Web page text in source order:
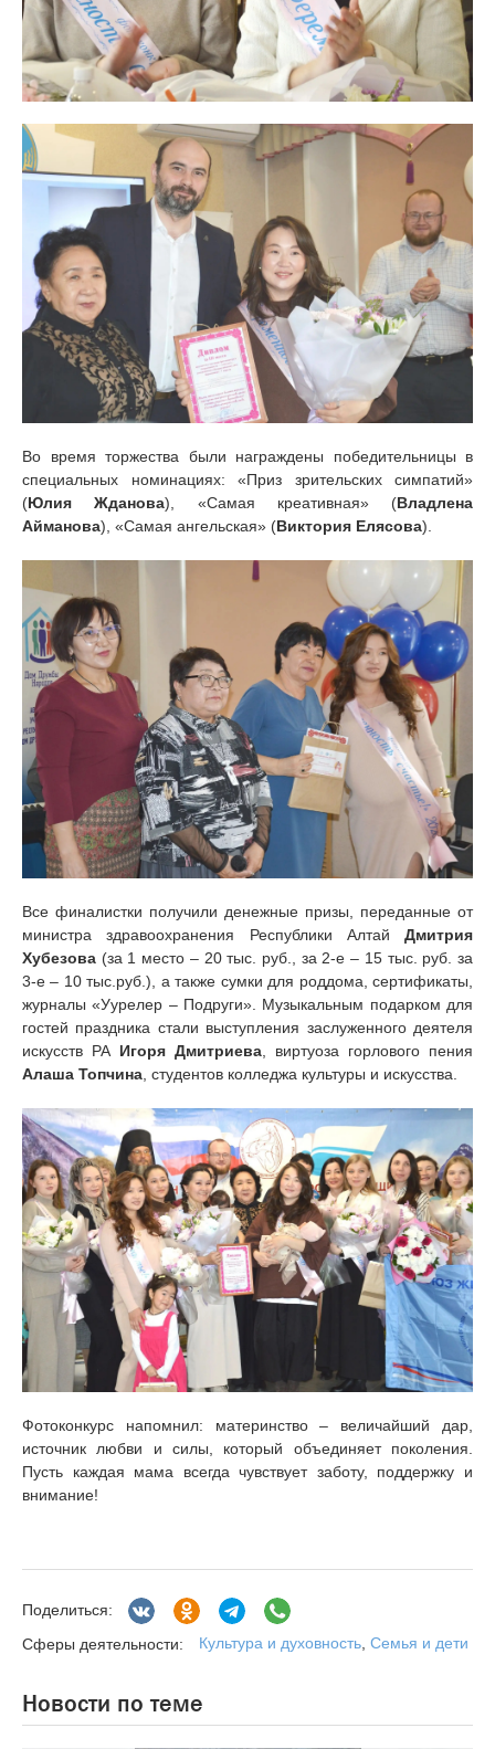
Во время торжества были награждены победительницы в
специальных номинациях: «Приз зрительских симпатий»
(Юлия Жданова), «Самая креативная» (Владлена
Айманова), «Самая ангельская» (Виктория Елясова).
Все финалистки получили денежные призы, переданные от
министра здравоохранения Республики Алтай Дмитрия
Хубезова (за 1 место – 20 тыс. руб., за 2-е – 15 тыс. руб. за
3-е – 10 тыс.руб.), а также сумки для роддома, сертификаты,
журналы «Уурелер – Подруги». Музыкальным подарком для
гостей праздника стали выступления заслуженного деятеля
искусств РА Игоря Дмитриева, виртуоза горлового пения
Алаша Топчина, студентов колледжа культуры и искусства.
Фотоконкурс напомнил: материнство – величайший дар,
источник любви и силы, который объединяет поколения.
Пусть каждая мама всегда чувствует заботу, поддержку и
внимание!
Поделиться:
Сферы деятельности:
Культура и духовность Семья и дети
Новости по теме